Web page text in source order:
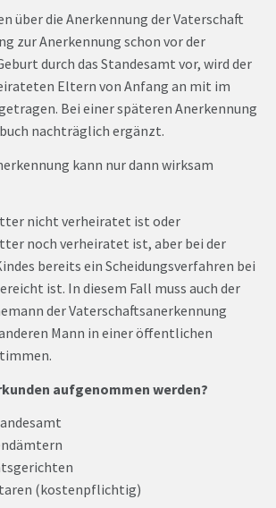
über die Anerkennung der Vaterschaft
zur Anerkennung schon vor der
durch das Standesamt vor, wird der
Eltern von Anfang an mit im
Bei einer späteren Anerkennung
nachträglich ergänzt.
kann nur dann wirksam
nicht verheiratet ist oder
noch verheiratet ist, aber bei der
bereits ein Scheidungsverfahren bei
ist. In diesem Fall muss auch der
der Vaterschaftsanerkennung
Mann in einer öffentlichen
aufgenommen werden?
(kostenpflichtig)